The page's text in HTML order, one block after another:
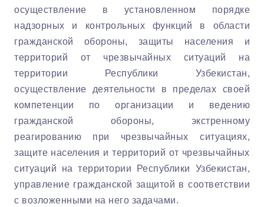
осуществление в установленном порядке
надзорных и контрольных функций в области
гражданской обороны, защиты населения и
территорий от чрезвычайных ситуаций на
территории Республики Узбекистан,
осуществление деятельности в пределах своей
компетенции по организации и ведению
гражданской обороны, экстренному
реагированию при чрезвычайных ситуациях,
защите населения и территорий от чрезвычайных
ситуаций на территории Республики Узбекистан,
управление гражданской защитой в соответствии
с возложенными на него задачами.